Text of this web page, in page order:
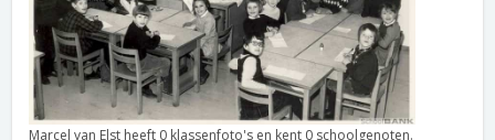
Marcel van Elst heeft 0 klassenfoto's en kent 0 schoolgenoten.